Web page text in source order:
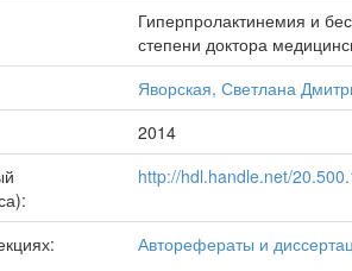
Гиперпролактинемия и
степени доктора
Яворская, Светлана
2014
http://hdl.handle.net/
Авторефераты и